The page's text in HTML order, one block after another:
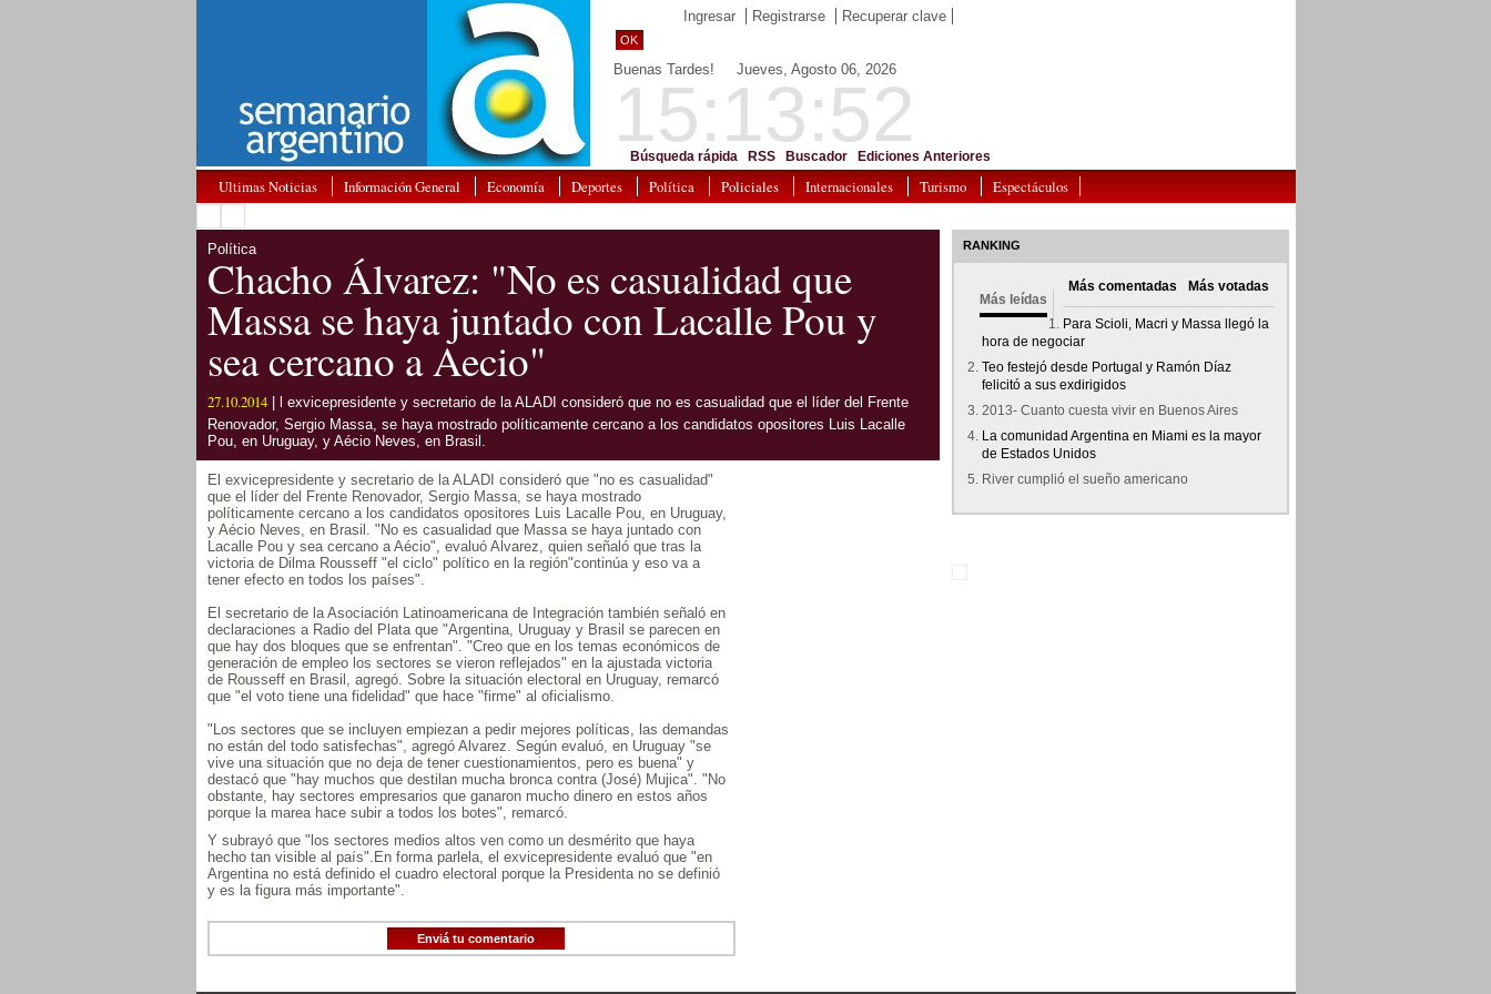
Ingresar Registrarse Recuperar clave
OK
Buenas Tardes! Jueves, Agosto 06, 2026
15:13:52
Búsqueda rápida RSS Buscador Ediciones Anteriores
Ultimas Noticias Información General Economía Deportes Política Policiales Internacionales Turismo Espectáculos
Política
Chacho Álvarez: "No es casualidad que
Massa se haya juntado con Lacalle Pou y
sea cercano a Aecio"
27.10.2014| l exvicepresidente y secretario de la ALADI consideró que no es casualidad que el líder del Frente
Renovador, Sergio Massa, se haya mostrado políticamente cercano a los candidatos opositores Luis Lacalle
Pou, en Uruguay, y Aécio Neves, en Brasil.
El exvicepresidente y secretario de la ALADI consideró que "no es casualidad"
que el líder del Frente Renovador, Sergio Massa, se haya mostrado
políticamente cercano a los candidatos opositores Luis Lacalle Pou, en Uruguay,
y Aécio Neves, en Brasil. "No es casualidad que Massa se haya juntado con
Lacalle Pou y sea cercano a Aécio", evaluó Alvarez, quien señaló que tras la
victoria de Dilma Rousseff "el ciclo" político en la región"continúa y eso va a
tener efecto en todos los países".
El secretario de la Asociación Latinoamericana de Integración también señaló en
declaraciones a Radio del Plata que "Argentina, Uruguay y Brasil se parecen en
que hay dos bloques que se enfrentan". "Creo que en los temas económicos de
generación de empleo los sectores se vieron reflejados" en la ajustada victoria
de Rousseff en Brasil, agregó. Sobre la situación electoral en Uruguay, remarcó
que "el voto tiene una fidelidad" que hace "firme" al oficialismo.
"Los sectores que se incluyen empiezan a pedir mejores políticas, las demandas
no están del todo satisfechas", agregó Alvarez. Según evaluó, en Uruguay "se
vive una situación que no deja de tener cuestionamientos, pero es buena" y
destacó que "hay muchos que destilan mucha bronca contra (José) Mujica". "No
obstante, hay sectores empresarios que ganaron mucho dinero en estos años
porque la marea hace subir a todos los botes", remarcó.
Y subrayó que "los sectores medios altos ven como un desmérito que haya
hecho tan visible al país".En forma parlela, el exvicepresidente evaluó que "en
Argentina no está definido el cuadro electoral porque la Presidenta no se definió
y es la figura más importante".
Enviá tu comentario
RANKING
Más leídas
Más comentadas Más votadas
Para Scioli, Macri y Massa llegó la
hora de negociar
Teo festejó desde Portugal y Ramón Díaz
felicitó a sus exdirigidos
2013- Cuanto cuesta vivir en Buenos Aires
La comunidad Argentina en Miami es la mayor
de Estados Unidos
River cumplió el sueño americano